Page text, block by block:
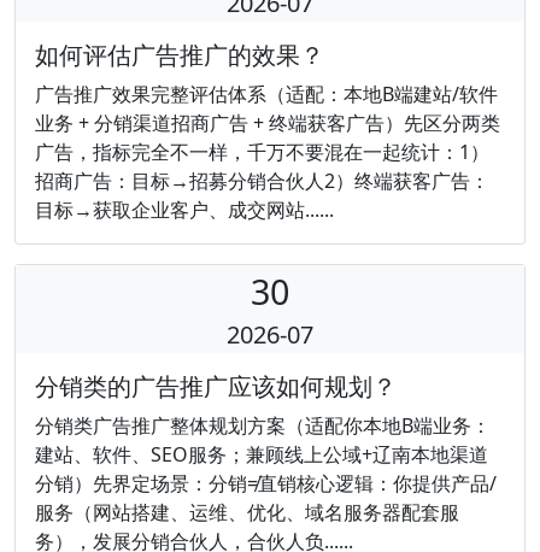
如何评估广告推广的效果？
广告推广效果完整评估体系（适配：本地B端建站/软件
业务 + 分销渠道招商广告 + 终端获客广告）先区分两类
广告，指标完全不一样，千万不要混在一起统计：1）
招商广告：目标→招募分销合伙人2）终端获客广告：
目标→获取企业客户、成交网站......
30
2026-07
分销类的广告推广应该如何规划？
分销类广告推广整体规划方案（适配你本地B端业务：
建站、软件、SEO服务；兼顾线上公域+辽南本地渠道
分销）先界定场景：分销≠直销核心逻辑：你提供产品/
服务（网站搭建、运维、优化、域名服务器配套服
务），发展分销合伙人，合伙人负......